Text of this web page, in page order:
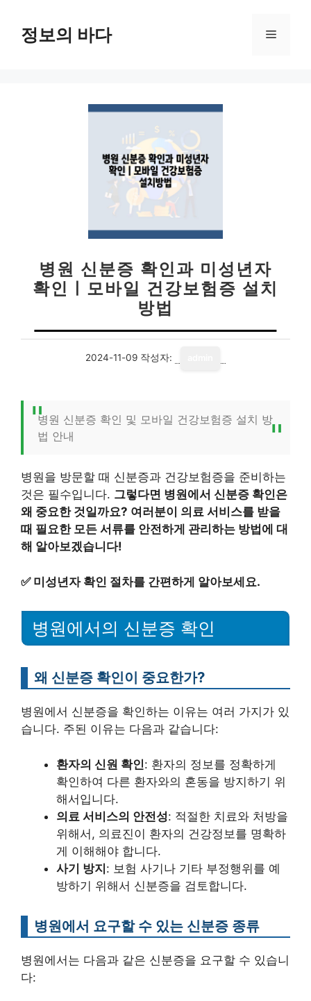
정보의 바다 메
병원 신분증 확인과 미성년자
확인ㅣ모바일 건강보험증 설치
방법
2024-11-09 작성자:
병원 신분증 확인 및 모바일 건강보험증 설치 방
법 안내
병원을 방문할 때 신분증과 건강보험증을 준비하는
것은 필수입니다. 그렇다면 병원에서 신분증 확인은
왜 중요한 것일까요? 여러분이 의료 서비스를 받을
때 필요한 모든 서류를 안전하게 관리하는 방법에 대
해 알아보겠습니다!
✅ 미성년자 확인 절차를 간편하게 알아보세요.
병원에서의 신분증 확인
왜 신분증 확인이 중요한가?
병원에서 신분증을 확인하는 이유는 여러 가지가 있
습니다. 주된 이유는 다음과 같습니다:
환자의 신원 확인: 환자의 정보를 정확하게
확인하여 다른 환자와의 혼동을 방지하기 위
해서입니다.
의료 서비스의 안전성: 적절한 치료와 처방을
위해서, 의료진이 환자의 건강정보를 명확하
게 이해해야 합니다.
사기 방지: 보험 사기나 기타 부정행위를 예
방하기 위해서 신분증을 검토합니다.
병원에서 요구할 수 있는 신분증 종류
병원에서는 다음과 같은 신분증을 요구할 수 있습니
다: